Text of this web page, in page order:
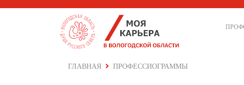
ГЛАВНАЯ ПРОФЕССИОГРАММЫ